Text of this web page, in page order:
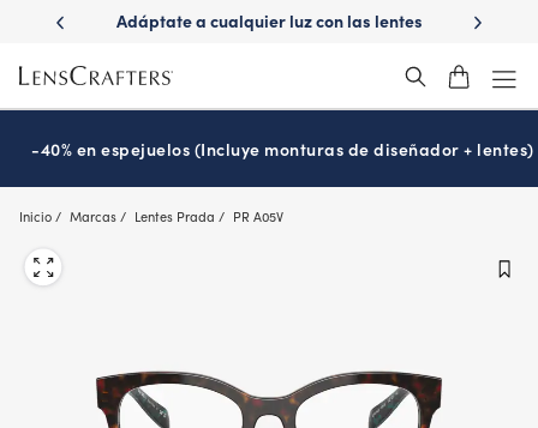
main
content
con
Adáptate a cualquier luz con las lentes
¿Es
-40% en espejuelos (Incluye monturas de diseñador + lentes)
Inicio Marcas Lentes Prada PR A05V